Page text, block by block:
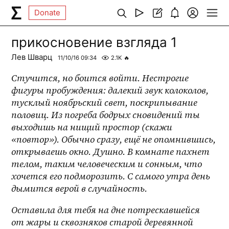
Donate
прикосновение взгляда 1
Лев Шварц 11/10/16 09:34 2.1K 🔥
Стучится, но боится войти. Нестрогие
фигуры пробуждения: далекий звук колоколов,
тусклый ноябрьский свет, поскрипывание
половиц. Из погреба бодрых сновидений ты
выходишь на нищий простор (скажи
«повтор»). Обычно сразу, ещё не опомнившись,
открываешь окно. Душно. В комнате пахнет
телом, таким человеческим и сонным, что
хочется его подморозить. С самого утра день
дымится верой в случайность.
Оставила для тебя на дне потрескавшейся
от жары и сквозняков старой деревянной